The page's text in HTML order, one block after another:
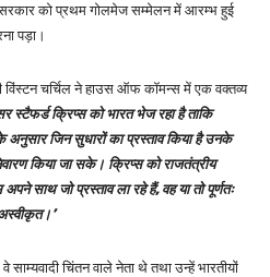
को प्रथम गोलमेज सम्मेलन में आरम्भ हुई
पड़ा।
विंस्टन चर्चिल ने हाउस ऑफ कॉमन्स में एक वक्तव्य
स्टैफर्ड क्रिप्स को भारत भेज रहा है ताकि
अनुसार जिन सुधारों का प्रस्ताव किया है उनके
किया जा सके। क्रिप्स को राजतंत्रीय
साथ जो प्रस्ताव ला रहे हैं, वह या तो पूर्णतः
अस्वीकृत।’
चिंतन वाले नेता थे तथा उन्हें भारतीयों